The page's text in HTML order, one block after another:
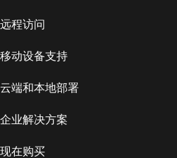
远程访问
移动设备支持
云端和本地部署
企业解决方案
现在购买